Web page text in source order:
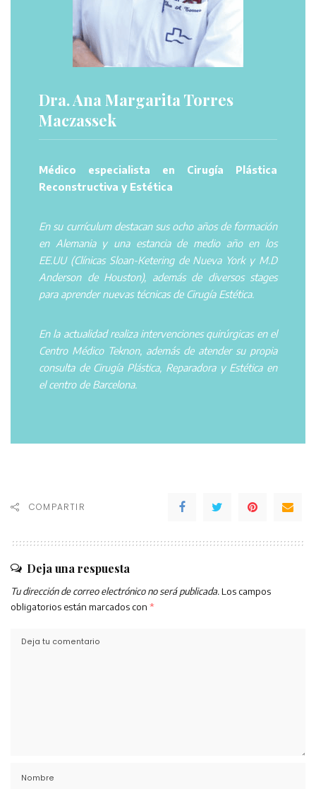
Dra. Ana Margarita Torres
Maczassek
Médico especialista en Cirugía Plástica
Reconstructiva y Estética
En su currículum destacan sus ocho años de formación
en Alemania y una estancia de medio año en los
EE.UU (Clínicas Sloan-Ketering de Nueva York y M.D
Anderson de Houston), además de diversos stages
para aprender nuevas técnicas de Cirugía Estética.
En la actualidad realiza intervenciones quirúrgicas en el
Centro Médico Teknon, además de atender su propia
consulta de Cirugía Plástica, Reparadora y Estética en
el centro de Barcelona.
COMPARTIR
Deja una respuesta
Tu dirección de correo electrónico no será publicada. Los campos
obligatorios están marcados con *